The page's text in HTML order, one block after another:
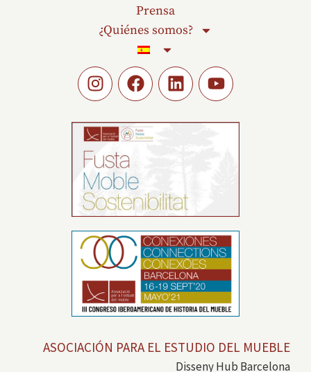
Prensa
¿Quiénes somos?
ASOCIACIÓN PARA EL ESTUDIO DEL MUEBLE
Disseny Hub Barcelona